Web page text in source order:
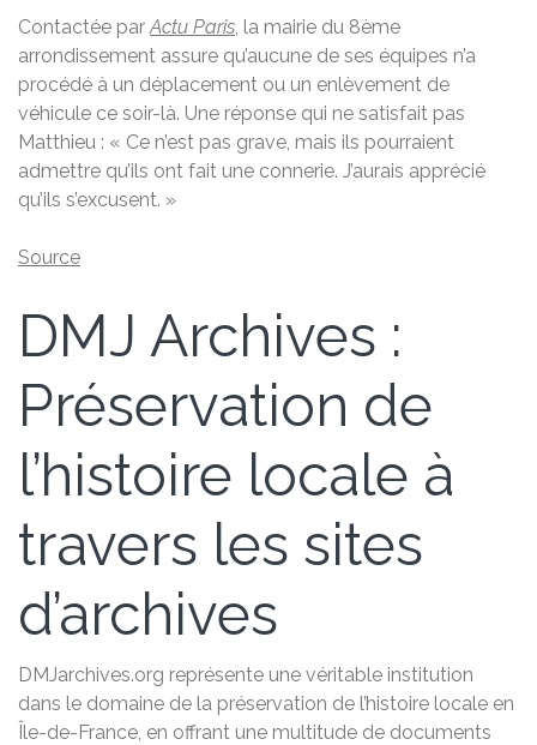
Contactée parActu Paris, la mairie du 8ème
arrondissement assure qu’aucune de ses équipes n’a
procédé à un déplacement ou un enlèvement de
véhicule ce soir-là. Une réponse qui ne satisfait pas
Matthieu : « Ce n’est pas grave, mais ils pourraient
admettre qu’ils ont fait une connerie. J’aurais apprécié
qu’ils s’excusent. »
Source
DMJ Archives :
Préservation de
l’histoire locale à
travers les sites
d’archives
DMJarchives.org représente une véritable institution
dans le domaine de la préservation de l’histoire locale en
Île-de-France, en offrant une multitude de documents